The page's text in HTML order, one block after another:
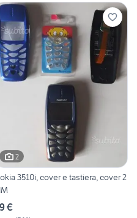
2
3510i, cover e tastiera, cover 2
€